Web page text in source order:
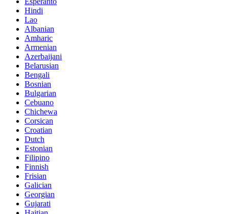
Hindi
Lao
Albanian
Amharic
Armenian
Azerbaijani
Belarusian
Bengali
Bosnian
Bulgarian
Cebuano
Chichewa
Corsican
Croatian
Dutch
Estonian
Filipino
Finnish
Frisian
Galician
Georgian
Gujarati